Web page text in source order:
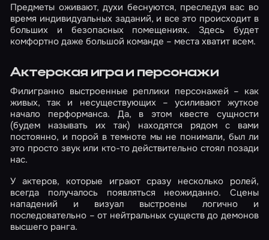
Предметы оживают, духи беснуются, преследуя вас во
время индивидуальных заданий, и все это происходит в
больших и безопасных помещениях. Здесь будет
комфортно даже большой команде – места хватит всем.
Актерская игра и персонажи
Филигранно выстроенные реплики персонажей – как
живых, так и несуществующих – усиливают жуткое
начало перформанса. Да, в этом квесте сущности
(будем называть их так) находятся рядом с вами
постоянно, и порой в темноте мы не понимали, был ли
это просто звук или кто-то действительно стоял позади
нас.
У актеров, которые играют сразу несколько ролей,
всегда получалось появляться неожиданно. Сцены
нападений и визуал выстроены логично и
последовательно – от нейтральных существ до демонов
высшего ранга.